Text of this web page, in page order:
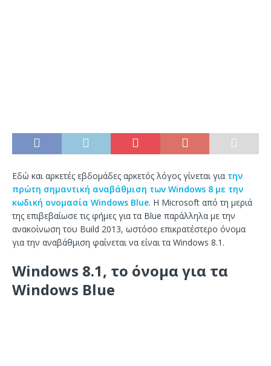
Εδώ και αρκετές εβδομάδες αρκετός λόγος γίνεται για την
πρώτη σημαντική αναβάθμιση των Windows 8 με την
κωδική ονομασία Windows Blue. Η Microsoft από τη μεριά
της επιβεβαίωσε τις φήμες για τα Blue παράλληλα με την
ανακοίνωση του Build 2013, ωστόσο επικρατέστερο όνομα
για την αναβάθμιση φαίνεται να είναι τα Windows 8.1.
Windows 8.1, το όνομα για τα
Windows Blue